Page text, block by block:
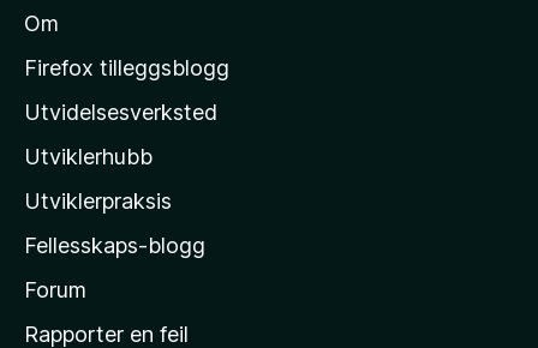
M
o
l
l
s
h
j
Om
Firefox tilleggsblogg
Utvidelsesverksted
Utviklerhubb
Utviklerpraksis
Fellesskaps-blogg
Forum
Rapporter en feil